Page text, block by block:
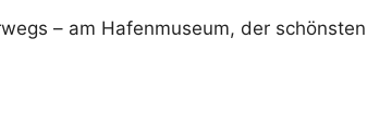
– am Hafenmuseum, der